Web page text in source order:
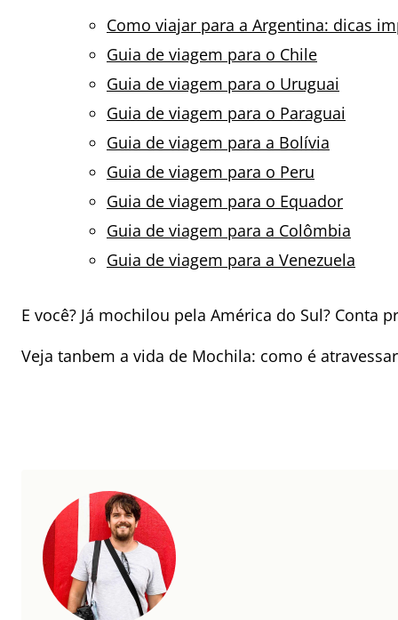
Como viajar para a Argentina: dicas
Guia de viagem para o Chile
Guia de viagem para o Uruguai
Guia de viagem para o Paraguai
Guia de viagem para a Bolívia
Guia de viagem para o Peru
Guia de viagem para o Equador
Guia de viagem para a Colômbia
Guia de viagem para a Venezuela
E você? Já mochilou pela América do Sul?
Veja tanbem a vida de Mochila: como é